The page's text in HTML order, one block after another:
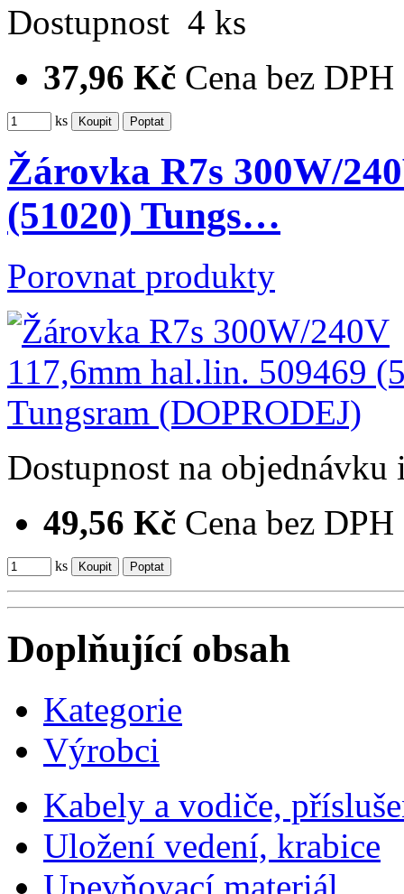
Dostupnost 4 ks
37,96 Kč Cena bez DPH
ks
Žárovka R7s 300W/
(51020) Tungs…
Porovnat produkty
Dostupnost na objednávku
49,56 Kč Cena bez DPH
ks
Doplňující obsah
Kategorie
Výrobci
Kabely a vodiče,
Uložení vedení, krabice
Upevňovací materiál